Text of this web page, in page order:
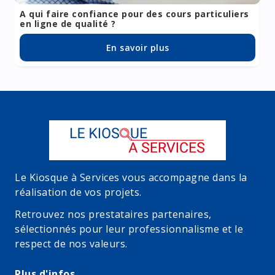
Alors que maîtriser plusieurs langues est un acquis
pour de plus en plus de personnes, unbagage
linguistiquedevient un indispensable pour votre
parcours professionnel, mais également un
atoutpersonnel.
A qui faire confiance pour des cours particuliers
en ligne de qualité ?
En savoir plus
Le Kiosque à Services vous accompagne dans la
réalisation de vos projets.
Retrouvez nos prestataires partenaires,
sélectionnés pour leur professionnalisme et le
respect de nos valeurs.